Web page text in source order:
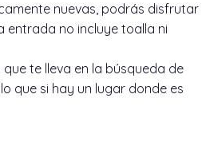
nuevas, podrás disfrutar
entrada no incluye toalla ni
te lleva en la búsqueda de
que si hay un lugar donde es